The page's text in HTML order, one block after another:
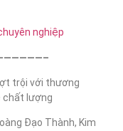
nghiệp
trội với thương
chất lượng
Đạo Thành, Kim